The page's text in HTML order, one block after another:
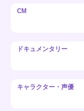
CM
ドキュメンタリー
キャラクター・声優